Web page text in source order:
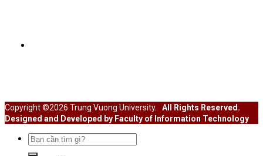
Copyright ©2026 Trung Vuong University.
All Rights Reserved.
Designed and Developed by Faculty of Information Technology
Search